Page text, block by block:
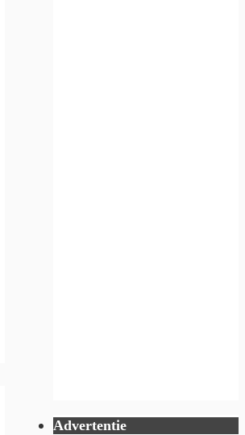
Advertentie